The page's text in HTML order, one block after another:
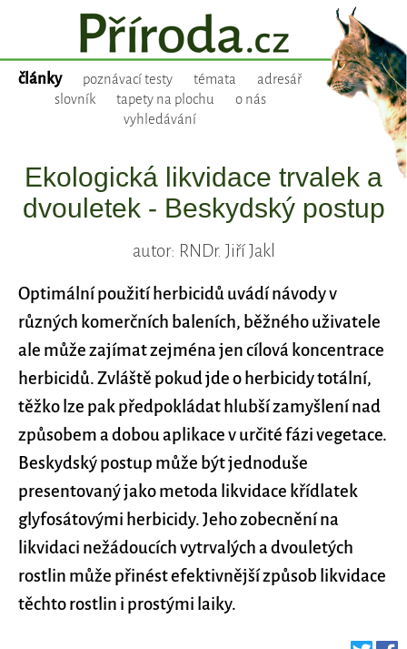
články poznávací testy témata
adresář
slovník
tapety na plochu
o nás
vyhledávání
Ekologická likvidace trvalek a
dvouletek - Beskydský postup
autor: RNDr. Jiří Jakl
Optimální použití herbicidů uvádí návody v
různých komerčních baleních, běžného uživatele
ale může zajímat zejména jen cílová koncentrace
herbicidů. Zvláště pokud jde o herbicidy totální,
těžko lze pak předpokládat hlubší zamyšlení nad
způsobem a dobou aplikace v určité fázi vegetace.
Beskydský postup může být jednoduše
presentovaný jako metoda likvidace křídlatek
glyfosátovými herbicidy. Jeho zobecnění na
likvidaci nežádoucích vytrvalých a dvouletých
rostlin může přinést efektivnější způsob likvidace
těchto rostlin i prostými laiky.